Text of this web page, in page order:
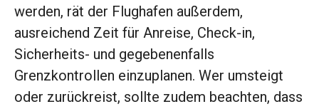
werden, rät der Flughafen außerdem,
ausreichend Zeit für Anreise, Check-in,
Sicherheits- und gegebenenfalls
Grenzkontrollen einzuplanen. Wer umsteigt
oder zurückreist, sollte zudem beachten, dass